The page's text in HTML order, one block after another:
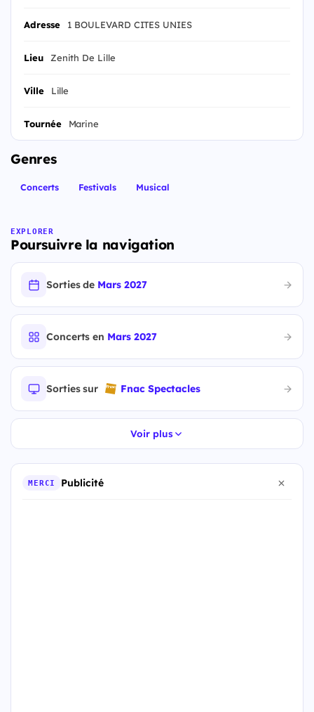
Adresse 1 BOULEVARD CITES UNIES
Lieu Zenith De Lille
Ville Lille
Tournée Marine
Genres
Concerts Festivals Musical
EXPLORER
Poursuivre la navigation
Sorties de Mars 2027
Concerts en Mars 2027
Sorties sur Fnac Spectacles
Voir plus
MERCI Publicité